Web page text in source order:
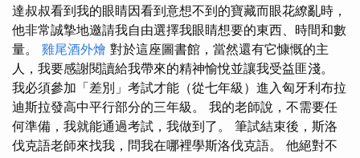
達叔叔看到我的眼睛因看到意想不到的寶藏而眼花繚亂時，
他非常誠摯地邀請我自由選擇我眼睛想要的東西、時間和數
量。 雞尾酒外燴 對於這座圖書館，當然還有它慷慨的主
人，我要感謝閱讀給我帶來的精神愉悅並讓我受益匪淺。
我必須參加「差別」考試才能（從七年級）進入匈牙利布拉
迪斯拉發高中平行部分的三年級。 我的老師說，不需要任
何準備，我就能通過考試，我做到了。 筆試結束後，斯洛
伐克語老師來找我，問我在哪裡學斯洛伐克語。 他絕對不